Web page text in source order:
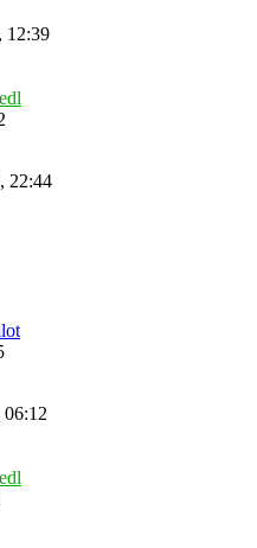
12:39
22:44
06:12